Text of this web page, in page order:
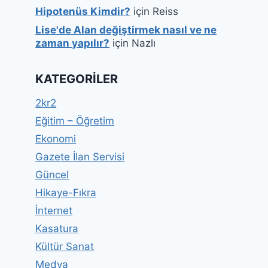
Hipotenüs Kimdir? için Reiss
Lise'de Alan değiştirmek nasıl ve ne
zaman yapılır? için Nazlı
KATEGORILER
2kr2
Eğitim – Öğretim
Ekonomi
Gazete İlan Servisi
Güncel
Hikaye-Fıkra
İnternet
Kasatura
Kültür Sanat
Medya